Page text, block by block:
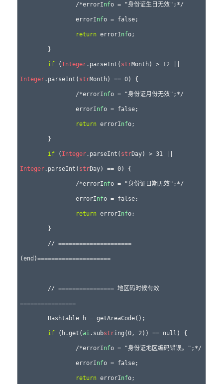
		/*errorI
nfo = "身份证生日无效";*/
		errorI
nfo = false;
return errorInfo;
if ( Integer.parseInt( str
Integer.parseInt( strMonth) == 0) {
		/*errorI
nfo = "身份证月份无效";*/
		errorI
nfo = false;
return errorInfo;
if ( Integer.parseInt( str
Integer.parseInt( strDay) == 0) {
		/*errorI
nfo = "身份证日期无效";*/
		errorI
nfo = false;
return errorInfo;
(end)=====================
================
if (h.get( ai .substring(0, 2)) == null) {
		/*errorI
nfo = "身份证地区编码错误。";*/
		errorI
nfo = false;
return errorInfo;